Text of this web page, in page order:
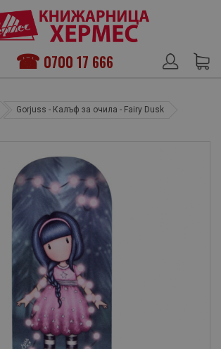
0700 17 666
Gorjuss - Калъф за очила - Fairy Dusk